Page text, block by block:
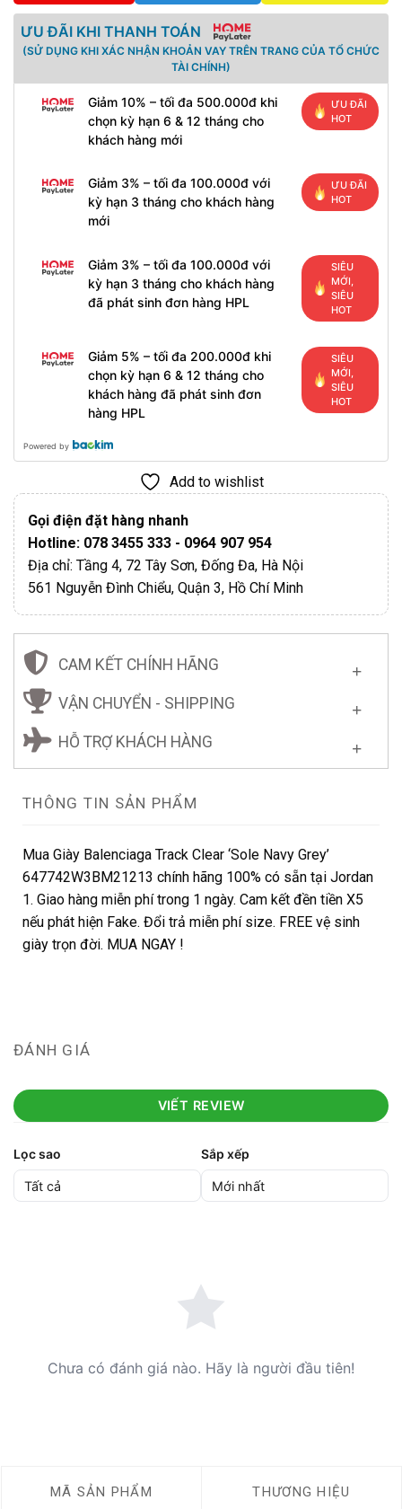
ƯU ĐÃI KHI THANH TOÁN
(SỬ DỤNG KHI XÁC NHẬN KHOẢN VAY TRÊN TRANG CỦA TỔ CHỨC
TÀI CHÍNH)
Giảm 10% – tối đa 500.000đ khi
chọn kỳ hạn 6 & 12 tháng cho
khách hàng mới
ƯU ĐÃI
HOT
Giảm 3% – tối đa 100.000đ với
kỳ hạn 3 tháng cho khách hàng
mới
ƯU ĐÃI
HOT
Giảm 3% – tối đa 100.000đ với
kỳ hạn 3 tháng cho khách hàng
đã phát sinh đơn hàng HPL
SIÊU
MỚI,
SIÊU
HOT
Giảm 5% – tối đa 200.000đ khi
chọn kỳ hạn 6 & 12 tháng cho
khách hàng đã phát sinh đơn
hàng HPL
SIÊU
MỚI,
SIÊU
HOT
Powered by
Add to wishlist
Gọi điện đặt hàng nhanh
Hotline: 078 3455 333 - 0964 907 954
Địa chỉ: Tầng 4, 72 Tây Sơn, Đống Đa, Hà Nội
561 Nguyễn Đình Chiểu, Quận 3, Hồ Chí Minh
CAM KẾT CHÍNH HÃNG
VẬN CHUYỂN - SHIPPING
HỖ TRỢ KHÁCH HÀNG
THÔNG TIN SẢN PHẨM
Mua Giày Balenciaga Track Clear ‘Sole Navy Grey’
647742W3BM21213 chính hãng 100% có sẵn tại Jordan
1. Giao hàng miễn phí trong 1 ngày. Cam kết đền tiền X5
nếu phát hiện Fake. Đổi trả miễn phí size. FREE vệ sinh
giày trọn đời. MUA NGAY !
ĐÁNH GIÁ
VIẾT REVIEW
Lọc sao Sắp xếp
Chưa có đánh giá nào. Hãy là người đầu tiên!
MÃ SẢN PHẨM THƯƠNG HIỆU